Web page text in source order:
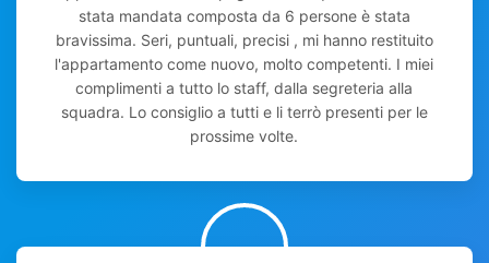
stata mandata composta da 6 persone è stata
bravissima. Seri, puntuali, precisi , mi hanno restituito
l'appartamento come nuovo, molto competenti. I miei
complimenti a tutto lo staff, dalla segreteria alla
squadra. Lo consiglio a tutti e li terrò presenti per le
prossime volte.